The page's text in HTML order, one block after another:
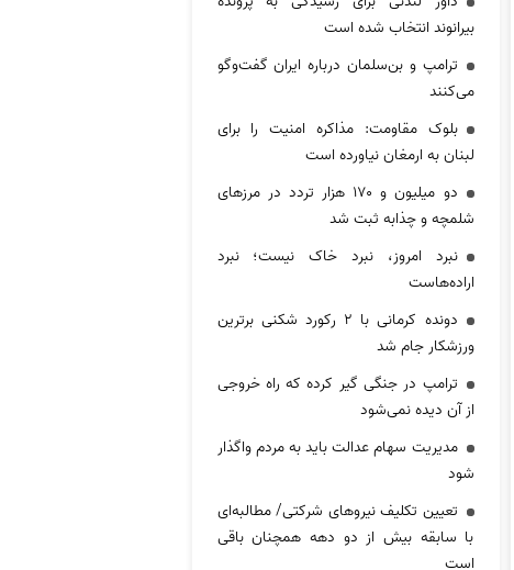
بیرانوند انتخاب شده است
ترامپ و بن‌سلمان درباره ایران گفت‌و‌گو
می‌کنند
بلوک مقاومت: مذاکره امنیت را برای
لبنان به ارمغان نیاورده است
دو میلیون و ۱۷۰ هزار تردد در مرزهای
شلمچه و چذابه ثبت شد
نبرد امروز، نبرد خاک نیست؛ نبرد
اراده‌هاست
دونده کرمانی با ۲ رکورد شکنی برترین
ورزشکار جام شد
ترامپ در جنگی گیر کرده که راه خروجی
از آن دیده نمی‌شود
مدیریت سهام عدالت باید به مردم واگذار
شود
تعیین تکلیف نیروهای شرکتی/ مطالبه‌ای
با سابقه بیش از دو دهه همچنان باقی
است